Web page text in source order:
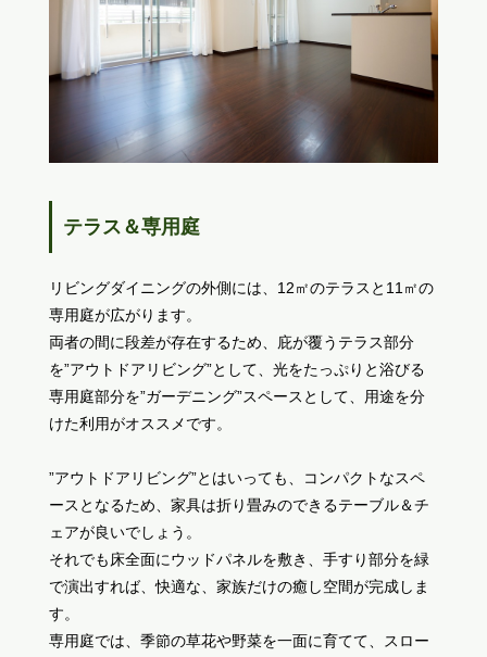
テラス＆専用庭
リビングダイニングの外側には、12㎡のテラスと11㎡の
専用庭が広がります。
両者の間に段差が存在するため、庇が覆うテラス部分
を”アウトドアリビング”として、光をたっぷりと浴びる
専用庭部分を”ガーデニング”スペースとして、用途を分
けた利用がオススメです。
”アウトドアリビング”とはいっても、コンパクトなスペ
ースとなるため、家具は折り畳みのできるテーブル＆チ
ェアが良いでしょう。
それでも床全面にウッドパネルを敷き、手すり部分を緑
で演出すれば、快適な、家族だけの癒し空間が完成しま
す。
専用庭では、季節の草花や野菜を一面に育てて、スロー